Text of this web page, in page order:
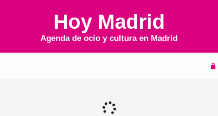
Hoy Madrid
Agenda de ocio y cultura en Madrid